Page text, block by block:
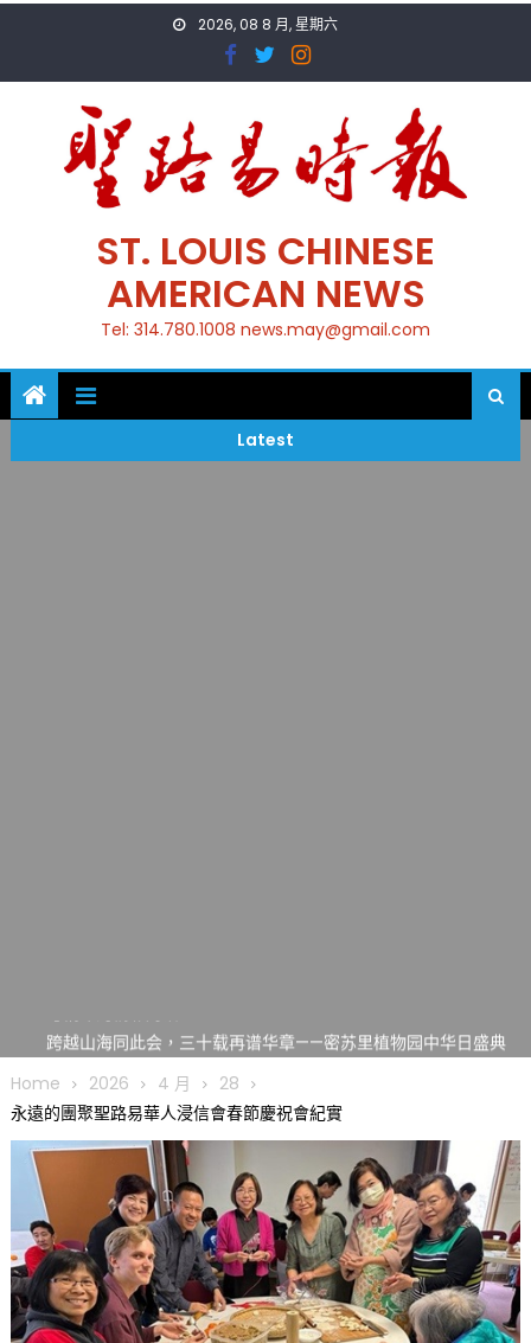
2026, 08 8 月, 星期六
ST. LOUIS CHINESE
AMERICAN NEWS
Tel: 314.780.1008 news.may@gmail.com
Latest
跨越山海同此会，三十载再谱华章——密苏里植物园中华日盛典
圆满举行
圣路易龙舟俱乐部5月16日龙舟体验日 邀请各界亲身体验划行乐
趣 + 水上竞速魅力
三十二载跨越时空的相逢
执掌密苏里植物园近四十年 致力推动全球植物多样性研究与中美
合作 Peter Raven 博士逝世 享年89岁
一晃三十年，初夏又相逢。中华日，等你来赴约 —— 密苏里植物
园“中华日三十周年特别报道（五）
筝声与琴韵交汇：刘励(Li Statler)与钢琴家Darek演绎一场古筝
与钢琴的精彩对话
Home 2026 4 月
28
永遠的團聚聖路易華人浸信會春節慶祝會紀實